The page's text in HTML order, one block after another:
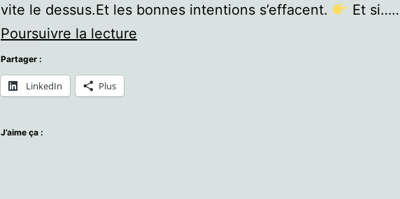
vite le dessus.Et les bonnes intentions s’effacent.
Et
Poursuivre la lecture
Partager :
LinkedIn Plus
J’aime ça :